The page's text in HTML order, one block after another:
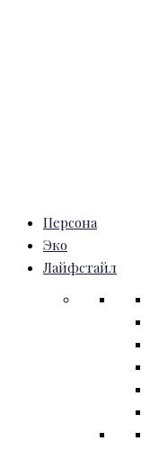
Персона
Эко
Лайфстайл